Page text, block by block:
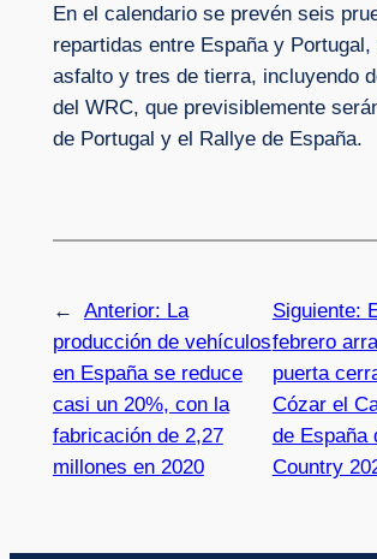
En el calendario se prevén seis
repartidas entre España y Portugal,
asfalto y tres de tierra, incluyendo
del WRC, que previsiblemente
de Portugal y el Rallye de España.
← Anterior: La
producción de vehículos
en España se reduce
casi un 20%, con la
fabricación de 2,27
millones en 2020
Siguiente:
febrero
puerta
Cózar el
de España
Country